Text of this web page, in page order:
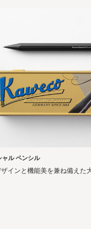
ル ペンシル
インと機能美を兼ね備えた